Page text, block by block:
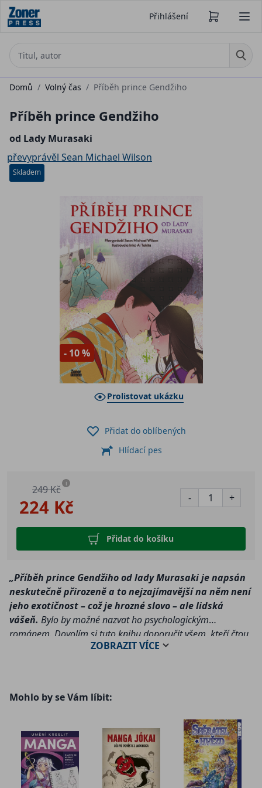
Přihlášení
Domů / Volný čas / Příběh prince Gendžiho
Příběh prince Gendžiho
od Lady Murasaki
převyprávěl Sean Michael Wilson
Skladem
- 10 %
Prolistovat ukázku
224 Kč
249 Kč i
- +
Přidat do košíku
Přidat do oblíbených
Hlídací pes
„Příběh prince Gendžiho od lady Murasaki je napsán
neskutečně přirozeně a to nejzajímavější na něm není
jeho exotičnost – což je hrozné slovo – ale lidská
vášeň. Bylo by možné nazvat ho psychologickým
románem. Dovolím si tuto knihu doporučit všem, kteří čtou
- Jorge Luis Borges
román na světě, vychází vůbec poprvé jako manga!
Příběh prince Gendžiho, který napsala lady
Murasaki, vypráví o princi a jeho milostných
pletkách na japonském císařském dvoře v 10.
století.
Princ Gendži se narodil do šlechtického světa plného
ZOBRAZITVÍCE
Mohlo by se Vám líbit: